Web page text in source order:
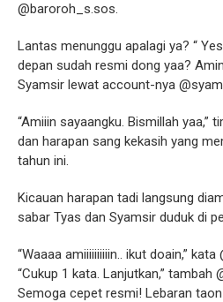
@baroroh_s.sos.
Lantas menunggu apalagi ya? “
depan sudah resmi dong yaa?
Syamsir lewat account-nya
“Amiiin sayaangku. Bismillah yaa,”
dan harapan sang kekasih yang
tahun ini.
Kicauan harapan tadi langsung
sabar Tyas dan Syamsir duduk di
“Waaaa amiiiiiiiiiin.. ikut doain,”
“Cukup 1 kata. Lanjutkan,” tambah
Semoga cepet resmi! Lebaran